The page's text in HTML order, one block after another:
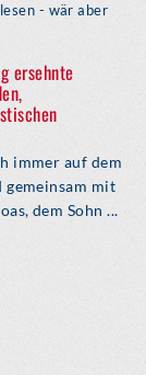
- wär aber
ersehnte
immer auf dem
mit
dem Sohn ...